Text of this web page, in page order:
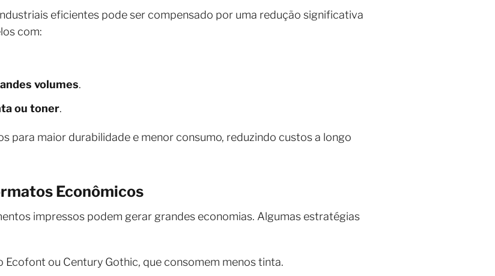
eficientes pode ser compensado por uma redução significativa
com:
volumes.
ou toner.
para maior durabilidade e menor consumo, reduzindo custos a longo
Econômicos
impressos podem gerar grandes economias. Algumas estratégias
Ecofont ou Century Gothic, que consomem menos tinta.